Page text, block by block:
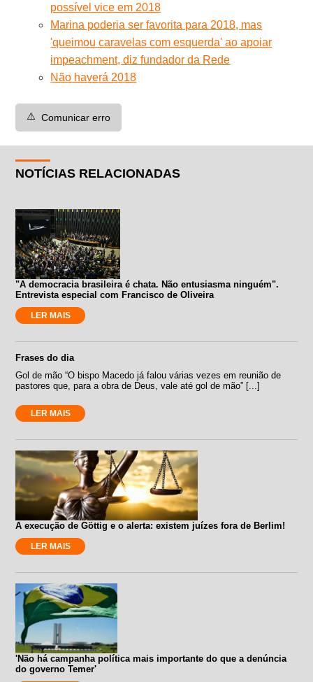
possível vice em 2018
Marina poderia ser favorita para 2018, mas
'queimou caravelas com esquerda' ao apoiar
impeachment, diz fundador da Rede
Não haverá 2018
⚠️ Comunicar erro
NOTÍCIAS RELACIONADAS
"A democracia brasileira é chata. Não entusiasma ninguém".
Entrevista especial com Francisco de Oliveira
LER MAIS
Frases do dia
Gol de mão “O bispo Macedo já falou várias vezes em reunião de
pastores que, para a obra de Deus, vale até gol de mão” [...]
LER MAIS
A execução de Göttig e o alerta: existem juízes fora de Berlim!
LER MAIS
'Não há campanha política mais importante do que a denúncia
do governo Temer'